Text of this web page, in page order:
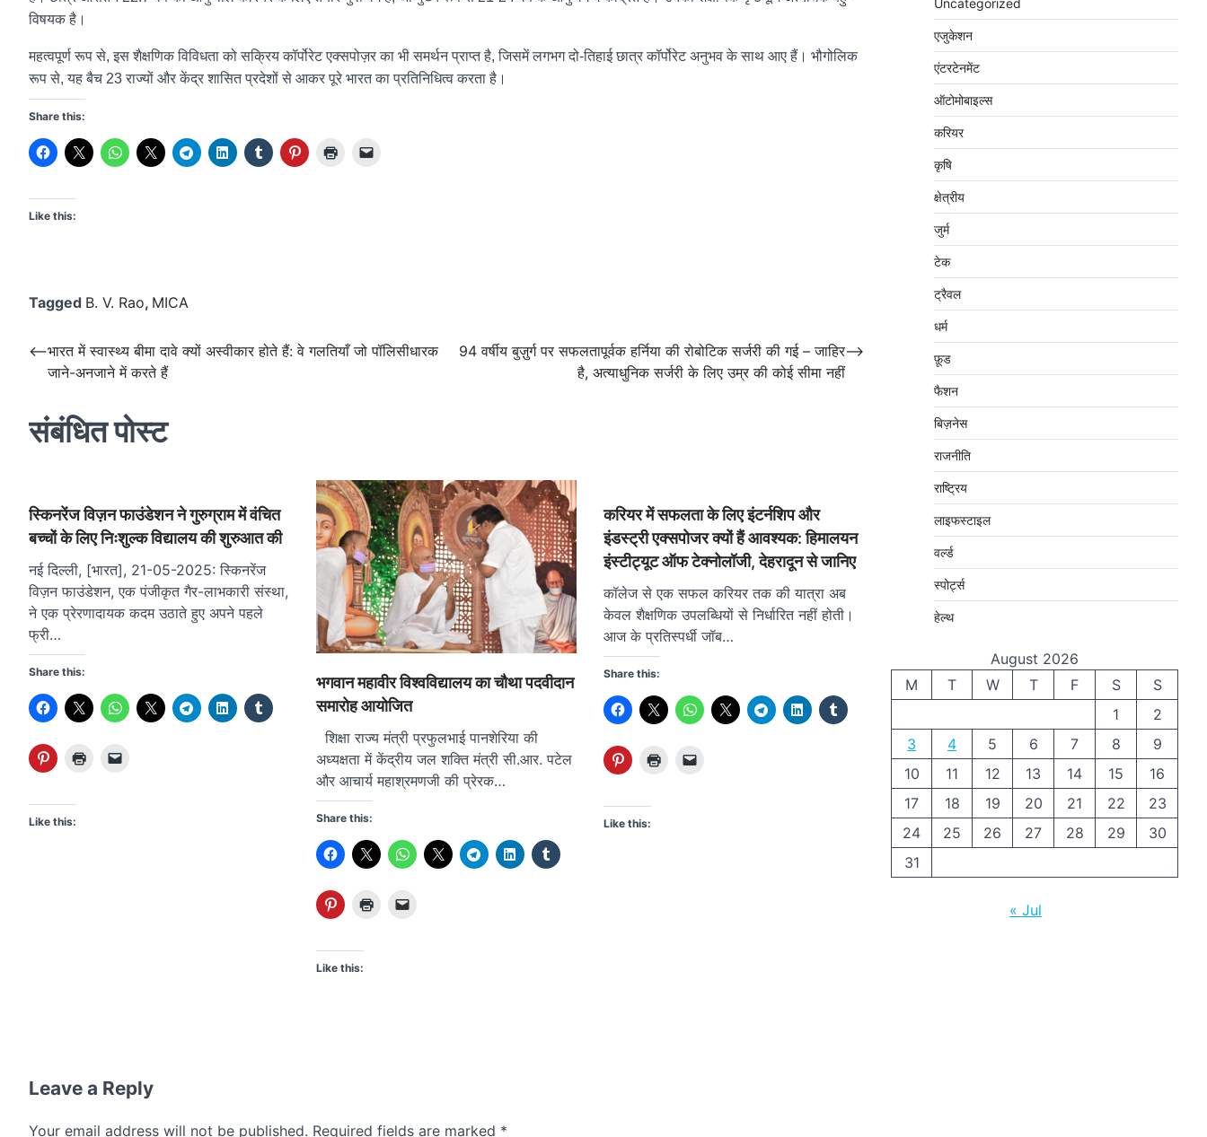
विषयक है।
महत्वपूर्ण रूप से, इस शैक्षणिक विविधता को सक्रिय कॉर्पोरेट एक्सपोज़र का भी समर्थन प्राप्त है, जिसमें लगभग दो-तिहाई छात्र कॉर्पोरेट अनुभव के साथ आए हैं। भौगोलिक
रूप से, यह बैच 23 राज्यों और केंद्र शासित प्रदेशों से आकर पूरे भारत का प्रतिनिधित्व करता है।
Share this:
Like this:
Tagged B. V. Rao, MICA
Post
navigation
⟵भारत में स्वास्थ्य बीमा दावे क्यों अस्वीकार होते हैं: वे गलतियाँ जो पॉलिसीधारक
जाने-अनजाने में करते हैं
94 वर्षीय बुज़ुर्ग पर सफलतापूर्वक हर्निया की रोबोटिक सर्जरी की गई – जाहिर
है, अत्याधुनिक सर्जरी के लिए उम्र की कोई सीमा नहीं
⟶
संबंधित पोस्ट
स्किनरेंज विज़न फाउंडेशन ने गुरुग्राम में वंचित
बच्चों के लिए निःशुल्क विद्यालय की शुरुआत की
नई दिल्ली, [भारत], 21-05-2025: स्किनरेंज
विज़न फाउंडेशन, एक पंजीकृत गैर-लाभकारी संस्था,
ने एक प्रेरणादायक कदम उठाते हुए अपने पहले
फ्री…
Share this:
Like this:
भगवान महावीर विश्वविद्यालय का चौथा पदवीदान
समारोह आयोजित
शिक्षा राज्य मंत्री प्रफुलभाई पानशेरिया की
अध्यक्षता में केंद्रीय जल शक्ति मंत्री सी.आर. पटेल
और आचार्य महाश्रमणजी की प्रेरक…
Share this:
Like this:
करियर में सफलता के लिए इंटर्नशिप और
इंडस्ट्री एक्सपोजर क्यों हैं आवश्यक: हिमालयन
इंस्टीट्यूट ऑफ टेक्नोलॉजी, देहरादून से जानिए
कॉलेज से एक सफल करियर तक की यात्रा अब
केवल शैक्षणिक उपलब्धियों से निर्धारित नहीं होती।
आज के प्रतिस्पर्धी जॉब…
Share this:
Like this:
Leave a Reply
Your email address will not be published. Required fields are marked *
Uncategorized
एजुकेशन
एंटरटेनमेंट
ऑटोमोबाइल्स
करियर
कृषि
क्षेत्रीय
जुर्म
टेक
ट्रैवल
धर्म
फ़ूड
फैशन
बिज़नेस
राजनीति
राष्ट्रिय
लाइफस्टाइल
वर्ल्ड
स्पोर्ट्स
हेल्थ
August 2026
M
T W T F S
S
1
2
3
4 5 6 7 8
9
10
11 12 13 14 15
16
17
18 19 20 21 22
23
24
25 26 27 28 29
30
31
« Jul